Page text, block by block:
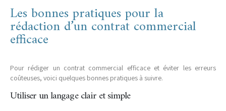
Les bonnes pratiques pour la
rédaction d’un contrat commercial
efficace
Pour rédiger un contrat commercial efficace et éviter les erreurs
coûteuses, voici quelques bonnes pratiques à suivre.
Utiliser un langage clair et simple